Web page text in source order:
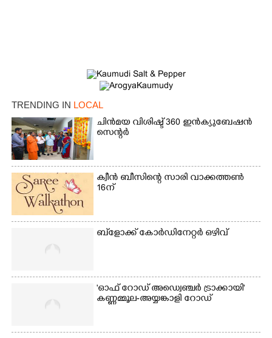
TRENDING IN LOCAL
ചിൻമയ വിശിഷ്ട് 360 ഇൻക്യുബേഷൻ
സെന്റർ
ക്വീൻ ബീസിന്റെ സാരി വാക്കത്തൺ
16ന്
ബ്‌ളോക്ക് കോർഡിനേറ്റർ ഒഴിവ്
'ഓഫ് റോഡ് അഡ്വെഞ്ചർ ട്രാക്കായി'
കണ്ണമ്മൂല-അയ്യങ്കാളി റോഡ്
×
Share this link